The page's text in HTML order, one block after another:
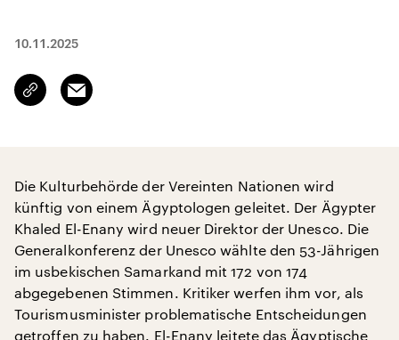
10.11.2025
Link
kopieren/teilen
Email
Die Kulturbehörde der Vereinten Nationen wird
künftig von einem Ägyptologen geleitet. Der Ägypter
Khaled El-Enany wird neuer Direktor der Unesco. Die
Generalkonferenz der Unesco wählte den 53-Jährigen
im usbekischen Samarkand mit 172 von 174
abgegebenen Stimmen. Kritiker werfen ihm vor, als
Tourismusminister problematische Entscheidungen
getroffen zu haben. El-Enany leitete das Ägyptische